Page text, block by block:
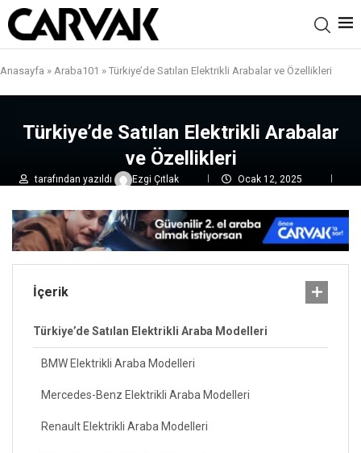
Anasayfa » Araba101 » Türkiye’de Satılan Elektrikli Arabalar ve Özellikleri
Türkiye’de Satılan Elektrikli Arabalar
ve Özellikleri
tarafından yazıldı Ezgi Çıtlak
Ocak 12, 2025
İçerik
Türkiye’de Satılan Elektrikli Araba Modelleri
BMW Elektrikli Araba Modelleri
Mercedes-Benz Elektrikli Araba Modelleri
Renault Elektrikli Araba Modelleri